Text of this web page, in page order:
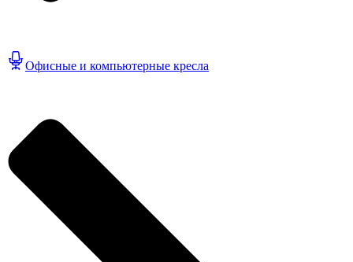
Офисные и компьютерные кресла